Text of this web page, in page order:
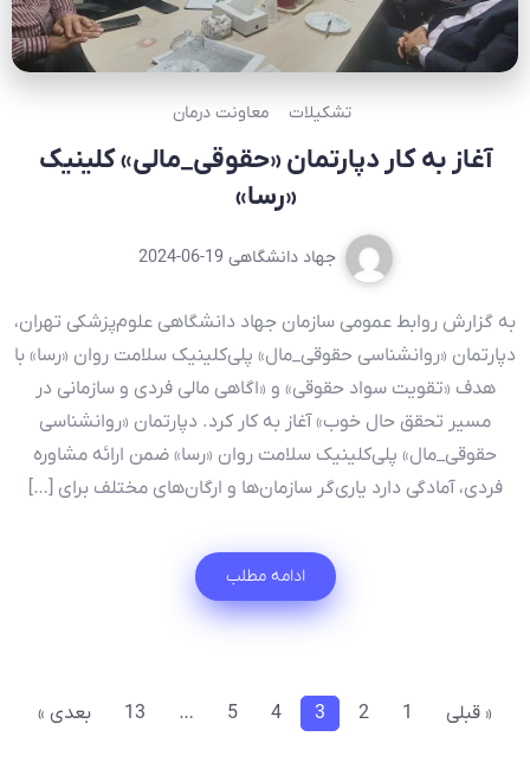
تشکیلات معاونت درمان
آغاز به کار دپارتمان «حقوقی_مالی» کلینیک
«رسا»
جهاد دانشگاهی 2024-06-19
به گزارش روابط عمومی سازمان جهاد دانشگاهی علوم‌پزشکی تهران،
دپارتمان «روانشناسی حقوقی_مال» پلی‌کلینیک سلامت روان «رسا» با
هدف «تقویت سواد حقوقی» و «اگاهی مالی فردی و سازمانی در
مسیر تحقق حال خوب» آغاز به کار کرد. دپارتمان «روانشناسی
حقوقی_مال» پلی‌کلینیک سلامت روان «رسا» ضمن ارائه مشاوره
فردی، آمادگی دارد یاری‌گر سازمان‌ها و ارگان‌های مختلف برای […]
ادامه مطلب
« قبلی 1
2
3
4
5
…
13 بعدی »